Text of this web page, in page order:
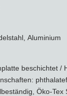
Aluminium
beschichtet /
Öko-Tex